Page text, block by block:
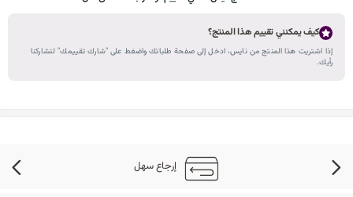
كيف يمكنني تقييم هذا المنتج؟
إذا اشتريت هذا المنتج من نايس، ادخل إلى صفحة طلباتك واضغط على "شارك تقييمك" لتشاركنا
رأيك.
إرجاع سهل